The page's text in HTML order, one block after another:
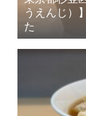
うえんじ）
た